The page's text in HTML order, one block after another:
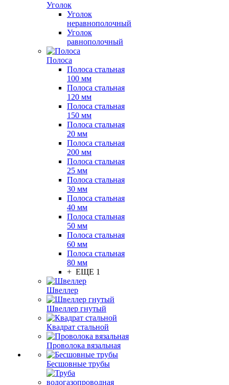
Уголок
Уголок
неравнополочный
Уголок
равнополочный
Полоса
Полоса стальная
100 мм
Полоса стальная
120 мм
Полоса стальная
150 мм
Полоса стальная
20 мм
Полоса стальная
200 мм
Полоса стальная
25 мм
Полоса стальная
30 мм
Полоса стальная
40 мм
Полоса стальная
50 мм
Полоса стальная
60 мм
Полоса стальная
80 мм
+ ЕЩЕ 1
Швеллер
Швеллер гнутый
Квадрат стальной
Проволока вязальная
Бесшовные трубы